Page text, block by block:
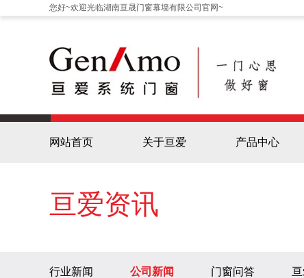
您好~欢迎光临湖南亘晟门窗幕墙有限公司官网~
网站首页 关于亘爱 产品中心
亘爱资讯
行业新闻 公司新闻 门窗问答